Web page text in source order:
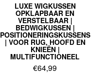
LUXE WIGKUSSEN
OPKLAPBAAR EN
VERSTELBAAR |
BEDWIGKUSSEN |
POSITIONERINGSKUSSENS
| VOOR RUG, HOOFD EN
KNIEËN |
MULTIFUNCTIONEEL
€64,99